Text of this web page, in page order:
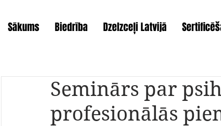
Sākums Biedrība Dzelzceļi Latvijā
Seminārs par
profesionālās